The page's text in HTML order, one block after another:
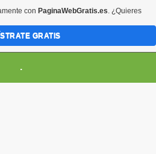
.
con PaginaWebGratis.es. ¿Quieres
GRATIS